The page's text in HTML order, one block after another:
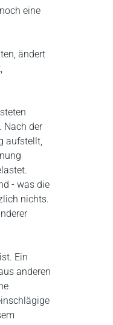
eine
ändert
Nach der
aufstellt,
- was die
nichts.
Ein
anderen